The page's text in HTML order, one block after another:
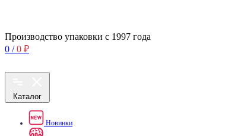
Производство упаковки с 1997 года
0 / 0 ₽
Каталог
Новинки